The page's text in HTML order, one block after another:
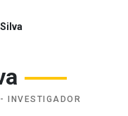
INVESTIGADOR